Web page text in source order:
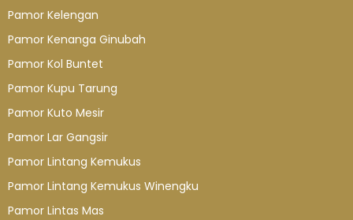
Pamor Kelengan
Pamor Kenanga Ginubah
Pamor Kol Buntet
Pamor Kupu Tarung
Pamor Kuto Mesir
Pamor Lar Gangsir
Pamor Lintang Kemukus
Pamor Lintang Kemukus Winengku
Pamor Lintas Mas